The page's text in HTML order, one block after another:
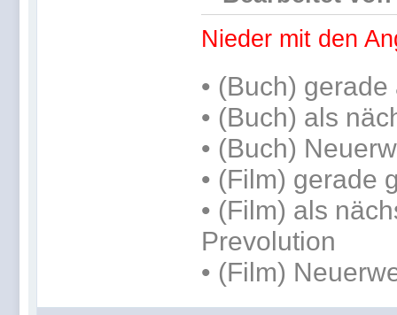
Nieder mit den
• (Buch) gerade
• (Buch) als
• (Buch)
• (Film) gerade
• (Film) als
Prevolution
• (Film)